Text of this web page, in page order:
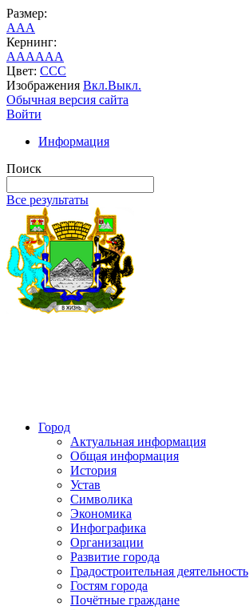
Размер:
AAA
Кернинг:
AAAAAA
Цвет: CCC
Изображения Вкл.Выкл.
Обычная версия сайта
Войти
Информация
Поиск
Все результаты
Город
Актуальная информация
Общая информация
История
Устав
Символика
Экономика
Инфографика
Организации
Развитие города
Градостроительная деятельность
Гостям города
Почётные граждане